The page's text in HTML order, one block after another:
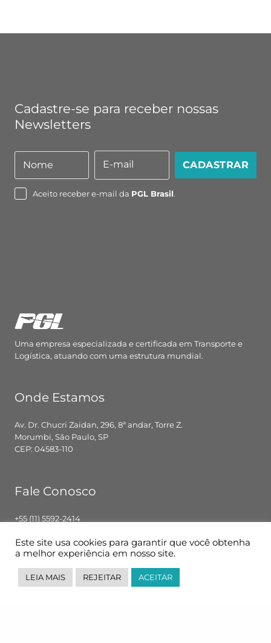
Cadastre-se para receber nossas
Newsletters
Nome
Nome
mail
E-mail CADASTRAR
Aceito receber e-mail da PGL Brasil.
Uma empresa especializada e certificada em Transporte e
Logística, atuando com uma estrutura mundial.
Onde Estamos
Av. Dr. Chucri Zaidan, 296, 8ª andar, Torre Z.
Morumbi, São Paulo, SP
CEP: 04583-110
Fale Conosco
+55 (11) 5592-2414
Segunda – Sexta: 8h00 – 18h00
Siga-nos
Este site usa cookies para garantir que você obtenha
a melhor experiência em nosso site.
LEIA MAIS REJEITAR ACEITAR